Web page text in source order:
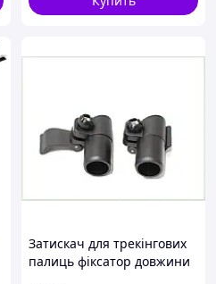
Затискач для трекінгових
палиць фіксатор довжини